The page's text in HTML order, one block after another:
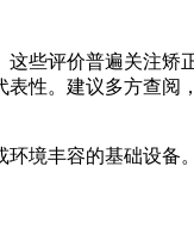
些评价普遍关注矫
性。建议多方查阅
境丰容的基础设备